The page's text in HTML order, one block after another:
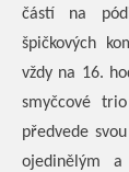
částí na
špičkových
vždy na 16.
smyčcové
předvede
ojedinělým a